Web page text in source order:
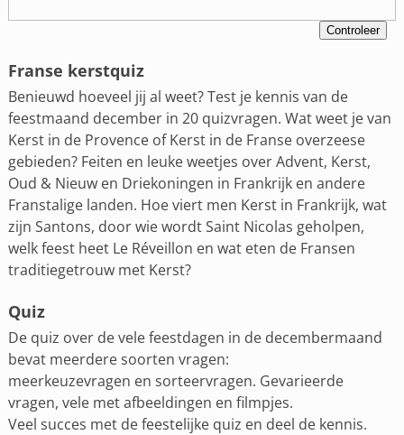
Franse kerstquiz
Benieuwd hoeveel jij al weet? Test je kennis van de
feestmaand december in 20 quizvragen. Wat weet je van
Kerst in de Provence of Kerst in de Franse overzeese
gebieden? Feiten en leuke weetjes over Advent, Kerst,
Oud & Nieuw en Driekoningen in Frankrijk en andere
Franstalige landen. Hoe viert men Kerst in Frankrijk, wat
zijn Santons, door wie wordt Saint Nicolas geholpen,
welk feest heet Le Réveillon en wat eten de Fransen
traditiegetrouw met Kerst?
Quiz
De quiz over de vele feestdagen in de decembermaand
bevat meerdere soorten vragen:
meerkeuzevragen en sorteervragen. Gevarieerde
vragen, vele met afbeeldingen en filmpjes.
Veel succes met de feestelijke quiz en deel de kennis.